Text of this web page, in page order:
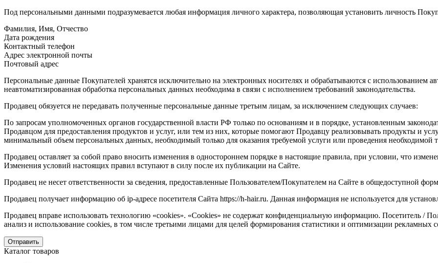
Под персональными данными подразумевается любая информация личного характера, позволяющая установить личность
Фамилия, Имя, Отчество
Дата рождения
Контактный телефон
Адрес электронной почты
Почтовый адрес
Персональные данные Покупателей хранятся исключительно на электронных носителях и обрабатываются с использованием
неавтоматизированная обработка персональных данных необходима в связи с исполнением требований законодательства.
Продавец обязуется не передавать полученные персональные данные третьим лицам, за исключением следующих случаев:
По запросам уполномоченных органов государственной власти РФ только по основаниям и в порядке, установленным
Продавцом для предоставления продуктов и услуг, или тем из них, которые помогают Продавцу реализовывать продукты и
минимальный объем персональных данных, необходимый только для оказания требуемой услуги или проведения необходимой
Продавец оставляет за собой право вносить изменения в одностороннем порядке в настоящие правила, при условии, что
Изменения условий настоящих правил вступают в силу после их публикации на Сайте.
Продавец не несет ответственности за сведения, предоставленные Пользователем/Покупателем на Сайте в общедоступной
Продавец получает информацию об ip-адресе посетителя Сайта https://h-hair.ru. Данная информация не используется для
Продавец вправе использовать технологию «cookies». «Cookies» не содержат конфиденциальную информацию. Посетитель /
анализ и использование cookies, в том числе третьими лицами для целей формирования статистики и оптимизации рекламных
Отправить
Каталог товаров